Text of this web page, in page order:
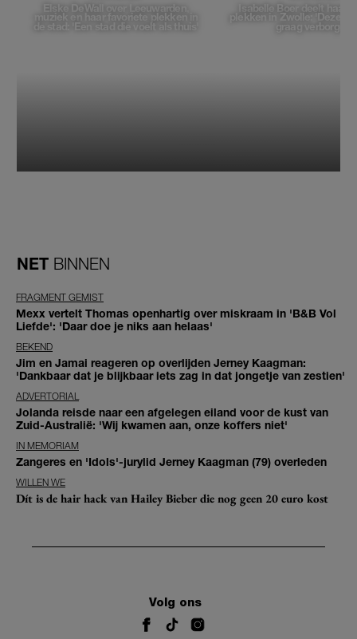
Elske DeWall over Leeuwarden,
muziek en haar favoriete plekken in
de stad: 'Een stad die voelt als thuis'
Isabelle Boer deelt haar
plekken in Zwolle: 'Deze
graag verborgen'
NET BINNEN
FRAGMENT GEMIST
Mexx vertelt Thomas openhartig over miskraam in 'B&B Vol
Liefde': 'Daar doe je niks aan helaas'
BEKEND
Jim en Jamai reageren op overlijden Jerney Kaagman:
'Dankbaar dat je blijkbaar iets zag in dat jongetje van zestien'
ADVERTORIAL
Jolanda reisde naar een afgelegen eiland voor de kust van
Zuid-Australië: 'Wij kwamen aan, onze koffers niet'
IN MEMORIAM
Zangeres en 'Idols'-jurylid Jerney Kaagman (79) overleden
WILLEN WE
Dít is de hair hack van Hailey Bieber die nog geen 20 euro kost
Volg ons